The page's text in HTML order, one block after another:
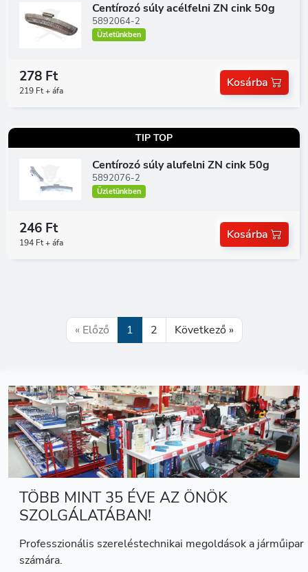
Centírozó súly acélfelni ZN cink 50g
5892064-2
Üzletünkben
278 Ft
219 Ft + áfa
Kosárba
TIP TOP
Centírozó súly alufelni ZN cink 50g
5892076-2
Üzletünkben
246 Ft
194 Ft + áfa
Kosárba
« Előző 1 2 Következő »
TÖBB MINT 35 ÉVE AZ ÖNÖK
SZOLGÁLATÁBAN!
Professzionális szereléstechnikai megoldások a járműipar
számára.